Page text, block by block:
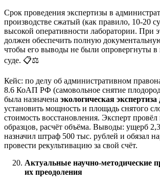
Срок проведения экспертизы в
производстве сжатый (как правило, 10-20
высокой оперативности лаборатории. При
должен обеспечить полную
чтобы его выводы не были опровергнуты
суде. 📋⚖️
Кейс: по делу об административном
8.6 КоАП РФ (самовольное снятие
была назначена экологическая экспертиза
установить мощность и площадь снятого
стоимость восстановления. Эксперт
образцов, расчёт объёма. Выводы: ущерб
назначил штраф 500 тыс. рублей и обязал
провести рекультивацию за свой счёт.
Актуальные научно-методические
их преодоления